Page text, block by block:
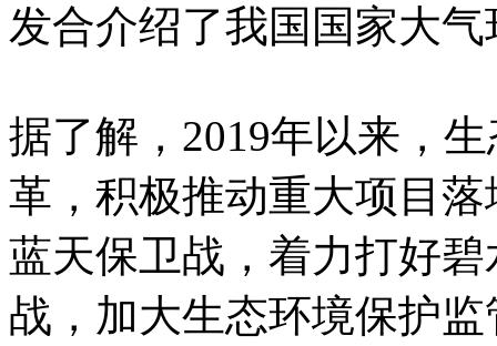
发合介绍了我国国家大
据了解，2019年以来，
革，积极推动重大项目
蓝天保卫战，着力打好
战，加大生态环境保护